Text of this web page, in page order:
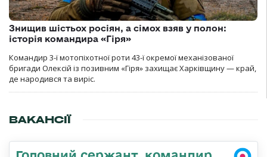
Знищив шістьох росіян, а сімох взяв у полон:
історія командира «Гіря»
Командир 3-ї мотопіхотної роти 43-ї окремої механізованої
бригади Олексій із позивним «Гіря» захищає Харківщину — край,
де народився та виріс.
ВАКАНСІЇ